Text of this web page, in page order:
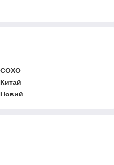
COXO
Китай
Новий